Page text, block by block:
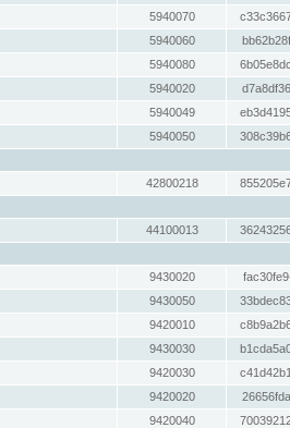
5940070
5940060
5940080
5940020
5940049
5940050
42800218
44100013
9430020
9430050
9420010
9430030
9420030
9420020
9420040